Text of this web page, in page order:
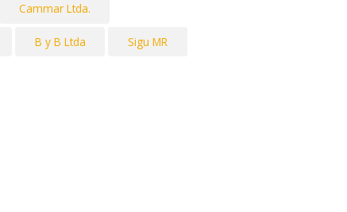
Cammar Ltda.
B y B Ltda Sigu MR